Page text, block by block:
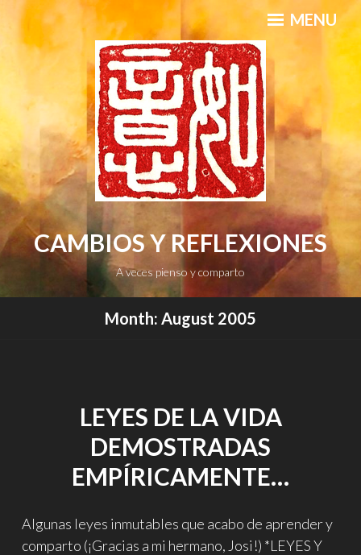
Skip
content
CAMBIOS Y REFLEXIONES
A veces pienso y comparto
MENU
Month: August 2005
LEYES DE LA VIDA
DEMOSTRADAS
EMPÍRICAMENTE…
Algunas leyes inmutables que acabo de aprender y
comparto (¡Gracias a mi hermano, Josi!) *LEYES Y